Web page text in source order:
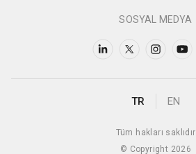
SOSYAL MEDYA
TR EN
Tüm hakları saklıdır
© Copyright 2026